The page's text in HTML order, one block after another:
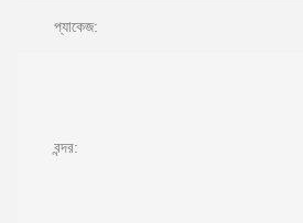
প্যাকেজ:
বন্দর: